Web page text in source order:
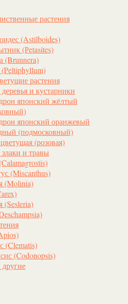
растения
(Astilboides)
(Рetasites)
(Brunnera)
растения
и кустарники
японский жёлтый
японский оранжевый
(подмосковный)
(розовая)
и травы
(Miscanthus)
(Molinia)
(Sesleria)
(Clematis)
(Codonopsis)